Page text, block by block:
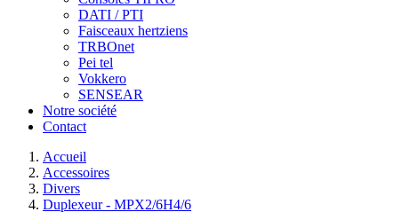
DATI / PTI
Faisceaux hertziens
TRBOnet
Pei tel
Vokkero
SENSEAR
Notre société
Contact
Accueil
Accessoires
Divers
Duplexeur - MPX2/6H4/6